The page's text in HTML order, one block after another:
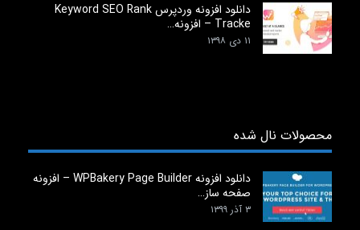
دانلود افزونه وردپرس Keyword SEO Rank
Tracke – افزونه…
۱۱ دی ۱۳۹۸
محصولات نال شده
دانلود افزونه WPBakery Page Builder – افزونه
صفحه ساز…
۳ آذر ۱۳۹۹